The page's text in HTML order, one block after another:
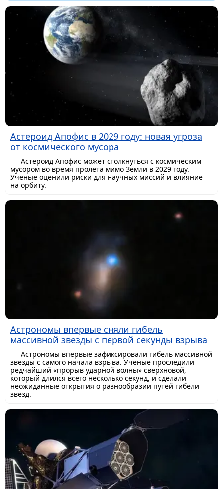
Астероид Апофис в 2029 году: новая угроза
от космического мусора
Астероид Апофис может столкнуться с космическим
мусором во время пролета мимо Земли в 2029 году.
Ученые оценили риски для научных миссий и влияние
на орбиту.
Астрономы впервые сняли гибель
массивной звезды с первой секунды взрыва
Астрономы впервые зафиксировали гибель массивной
звезды с самого начала взрыва. Ученые проследили
редчайший «прорыв ударной волны» сверхновой,
который длился всего несколько секунд, и сделали
неожиданные открытия о разнообразии путей гибели
звезд.